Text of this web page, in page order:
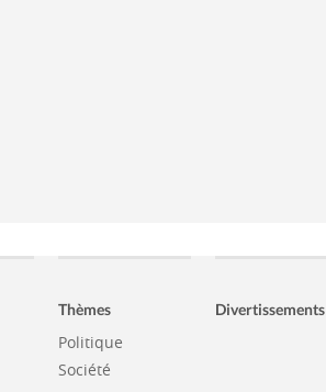
Thèmes
Politique
Société
Divertissements